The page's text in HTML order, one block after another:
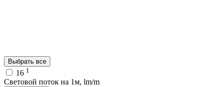
Выбрать все
16 1
Световой поток на 1м, lm/m